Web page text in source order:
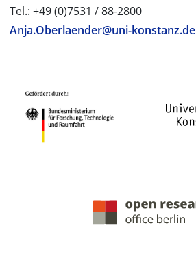
Tel.: +49 (0)7531 / 88-2800
Anja.Oberlaender@uni-konstanz.de